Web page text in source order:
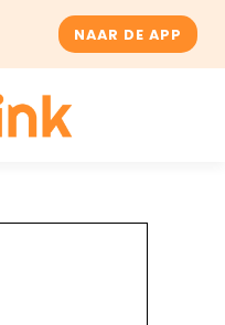
NAAR DE APP